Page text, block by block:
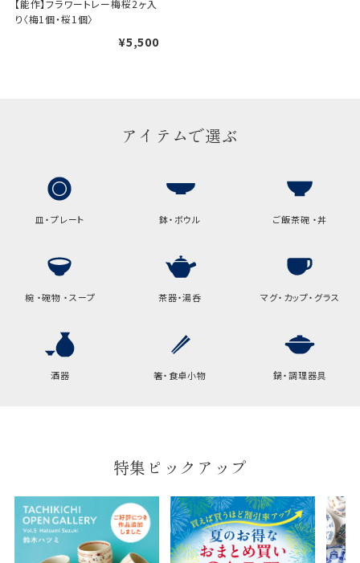
ギフト袋について
手提げ袋について
A:京名所 袋
22cm
幅
9cm
高さ
横
30cm
幅
14cm
【能作】フラワートレー梅桜2ヶ入
り〈梅1個・桜1個〉
¥5,500
アイテムで選ぶ
皿・プレート 鉢・ボウル ご飯茶碗 ・丼
椀 ・碗物 ・スープ 茶器・湯呑 マグ・カップ・グラス
酒器 箸・食卓小物 鍋・調理器具
特集ピックアップ